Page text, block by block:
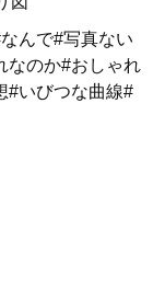
んで#写真ない
なのか#おしゃれ
#いびつな曲線#